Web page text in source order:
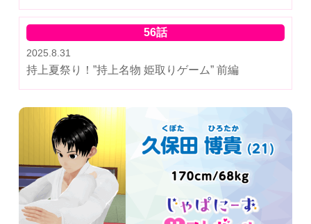
56話
2025.8.31
持上夏祭り！”持上名物 姫取りゲーム” 前編